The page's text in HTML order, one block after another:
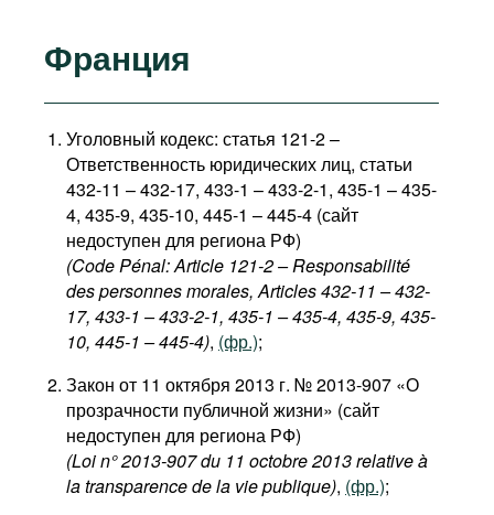
Франция
Уголовный кодекс: статья 121-2 –
Ответственность юридических лиц, статьи
432-11 – 432-17, 433-1 – 433-2-1, 435-1 – 435-
4, 435-9, 435-10, 445-1 – 445-4 (сайт
недоступен для региона РФ)
(Code Pénal: Article 121-2 – Responsabilité
des personnes morales, Articles 432-11 – 432-
17, 433-1 – 433-2-1, 435-1 – 435-4, 435-9, 435-
10, 445-1 – 445-4), (фр.);
Закон от 11 октября 2013 г. № 2013-907 «О
прозрачности публичной жизни» (сайт
недоступен для региона РФ)
(Loi n° 2013-907 du 11 octobre 2013 relative à
la transparence de la vie publique), (фр.);